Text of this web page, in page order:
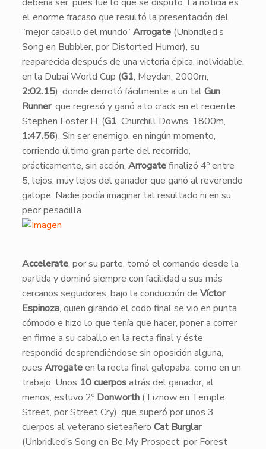
el enorme fracaso que resultó la presentación del
“mejor caballo del mundo” Arrogate(Unbridled’s
Song en Bubbler, por Distorted Humor), su
reaparecida después de una victoria épica, inolvidable,
en la Dubai World Cup (G1, Meydan, 2000m,
2:02.15), donde derrotó fácilmente a un talGun
Runner, que regresó y ganó a lo crack en el reciente
Stephen Foster H. (G1, Churchill Downs, 1800m,
1:47.56). Sin ser enemigo, en ningún momento,
corriendo último gran parte del recorrido,
prácticamente, sin acción, Arrogatefinalizó 4º entre
5, lejos, muy lejos del ganador que ganó al reverendo
galope. Nadie podía imaginar tal resultado ni en su
peor pesadilla.
Accelerate, por su parte, tomó el comando desde la
partida y dominó siempre con facilidad a sus más
cercanos seguidores, bajo la conducción de Víctor
Espinoza, quien girando el codo final se vio en punta
cómodo e hizo lo que tenía que hacer, poner a correr
en firme a su caballo en la recta final y éste
respondió desprendiéndose sin oposición alguna,
pues Arrogateen la recta final galopaba, como en un
trabajo. Unos 10 cuerposatrás del ganador, al
menos, estuvo 2ºDonworth (Tiznow en Temple
Street, por Street Cry), que superó por unos 3
cuerpos al veterano sieteañero Cat Burglar
(Unbridled’s Song en Be My Prospect, por Forest